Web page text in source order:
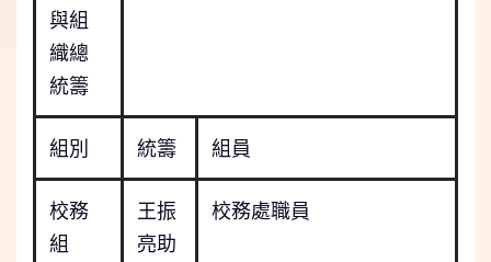
與組
織總
統籌
組別 統籌 組員
校務
組
王振
亮助
校務處職員